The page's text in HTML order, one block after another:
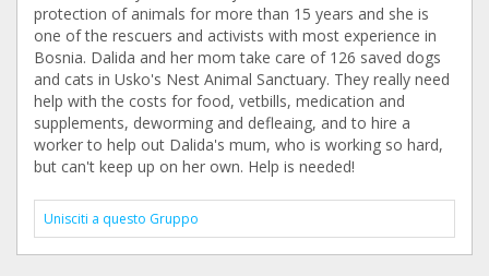
protection of animals for more than 15 years and she is
one of the rescuers and activists with most experience in
Bosnia. Dalida and her mom take care of 126 saved dogs
and cats in Usko's Nest Animal Sanctuary. They really need
help with the costs for food, vetbills, medication and
supplements, deworming and defleaing, and to hire a
worker to help out Dalida's mum, who is working so hard,
but can't keep up on her own. Help is needed!
Unisciti a questo Gruppo